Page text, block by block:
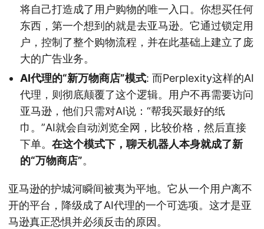
将自己打造成了用户购物的唯一入口。你想买任何
东西，第一个想到的就是去亚马逊。它通过锁定用
户，控制了整个购物流程，并在此基础上建立了庞
大的广告业务。
AI代理的“新万物商店”模式: 而Perplexity这样的AI
代理，则彻底颠覆了这个逻辑。用户不再需要访问
亚马逊，他们只需对AI说：“帮我买最好的纸
巾。”AI就会自动浏览全网，比较价格，然后直接
下单。 在这个模式下，聊天机器人本身就成了新
的“万物商店”。
亚马逊的护城河瞬间被夷为平地。它从一个用户离不
开的平台，降级成了AI代理的一个可选项。这才是亚
马逊真正恐惧并必须反击的原因。